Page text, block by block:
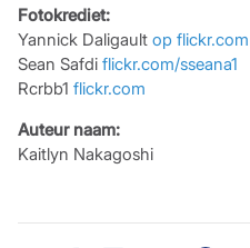
Fotokrediet:
Yannick Daligault op flickr.com
Sean Safdi flickr.com/sseana1
Rcrbb1 flickr.com
Auteur naam:
Kaitlyn Nakagoshi